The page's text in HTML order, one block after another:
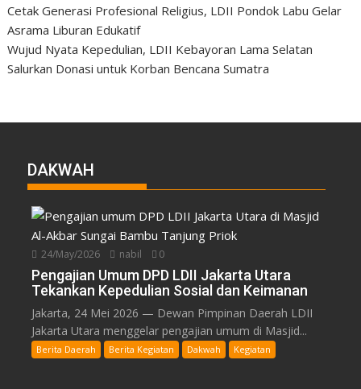
Cetak Generasi Profesional Religius, LDII Pondok Labu Gelar
Asrama Liburan Edukatif
Wujud Nyata Kepedulian, LDII Kebayoran Lama Selatan
Salurkan Donasi untuk Korban Bencana Sumatra
DAKWAH
24/May/2026 nabil 0
Pengajian Umum DPD LDII Jakarta Utara
Tekankan Kepedulian Sosial dan Keimanan
Jakarta, 24 Mei 2026 — Dewan Pimpinan Daerah LDII
Jakarta Utara menggelar pengajian umum di Masjid...
Berita Daerah Berita Kegiatan Dakwah Kegiatan